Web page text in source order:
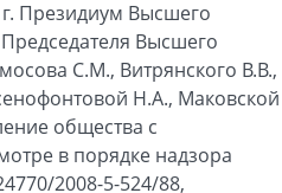
Президиум Высшего
Высшего
С.М., Витрянского В.В.,
Н.А., Маковской
общества с
в порядке надзора
2008-5-524/88,